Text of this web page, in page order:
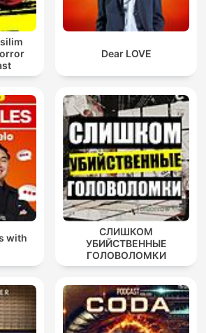
Dear LOVE
with
СЛИШКОМ
УБИЙСТВЕННЫЕ
ГОЛОВОЛОМКИ